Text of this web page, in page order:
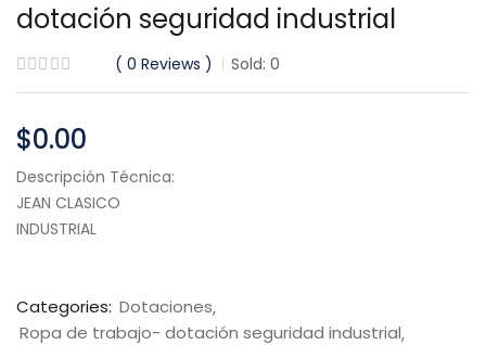
dotación seguridad industrial
0 Reviews Sold: 0
$0.00
Descripción Técnica:
JEAN CLASICO
INDUSTRIAL
Categories: Dotaciones
Ropa de trabajo- dotación seguridad industrial